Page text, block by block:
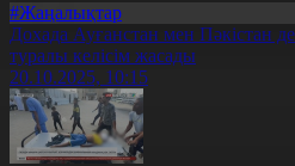
#Жаңалықтар
Дохада Ауғанстан мен Пәкістан
туралы келісім жасады
20.10.2025, 10:15